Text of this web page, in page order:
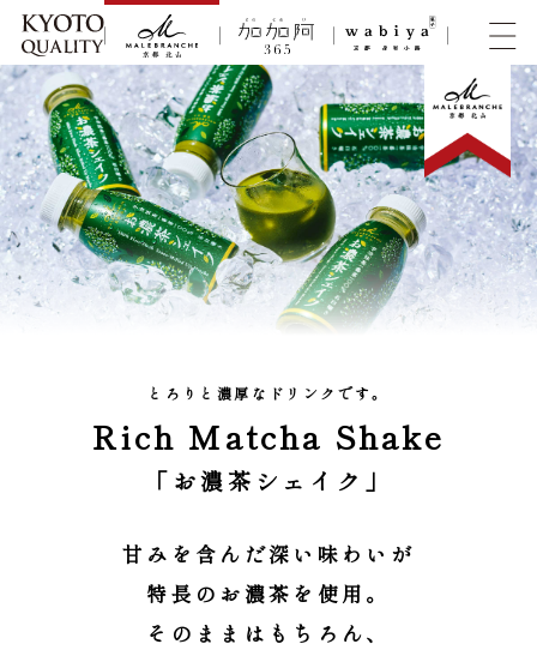
とろりと濃厚なドリンクです。
Rich Matcha Shake
「お濃茶シェイク」
甘みを含んだ深い味わいが
特長のお濃茶を使用。
そのままはもちろん、